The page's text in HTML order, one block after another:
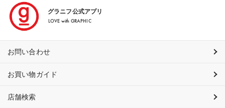
グラニフ公式アプリ
LOVE with GRAPHIC
お問い合わせ
お買い物ガイド
店舗検索